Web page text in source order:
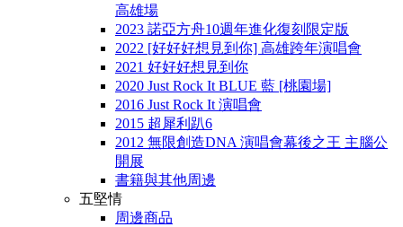
高雄場
2023 諾亞方舟10週年進化復刻限定版
2022 [好好好想見到你] 高雄跨年演唱會
2021 好好好想見到你
2020 Just Rock It BLUE 藍 [桃園場]
2016 Just Rock It 演唱會
2015 超犀利趴6
2012 無限創造DNA 演唱會幕後之王 主腦公
開展
書籍與其他周邊
五堅情
周邊商品